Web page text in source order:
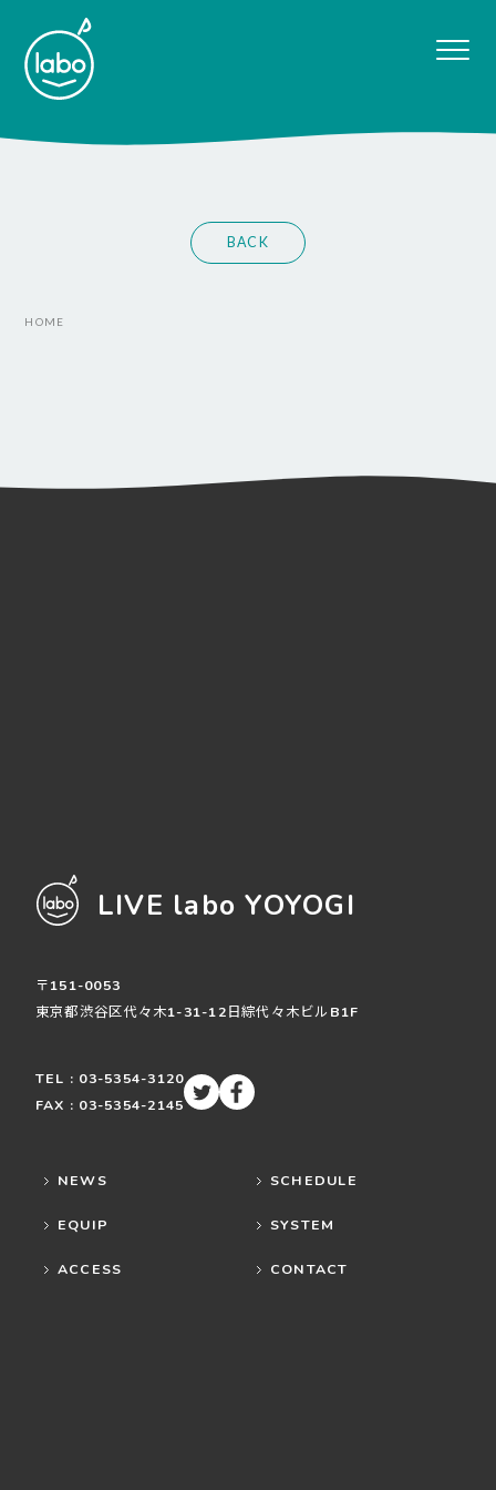
BACK
HOME
LIVE labo YOYOGI
〒151-0053
東京都渋谷区代々木1-31-12日綜代々木ビルB1F
TEL : 03-5354-3120
FAX : 03-5354-2145
NEWS SCHEDULE
EQUIP SYSTEM
ACCESS CONTACT